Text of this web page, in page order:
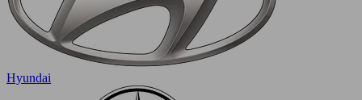
Hyundai